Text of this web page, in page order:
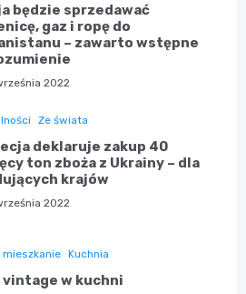
będzie sprzedawać
gaz i ropę do
– zawarto wstępne
2022
Ze świata
deklaruje zakup 40
ton zboża z Ukrainy – dla
krajów
2022
mieszkanie Kuchnia
vintage w kuchni